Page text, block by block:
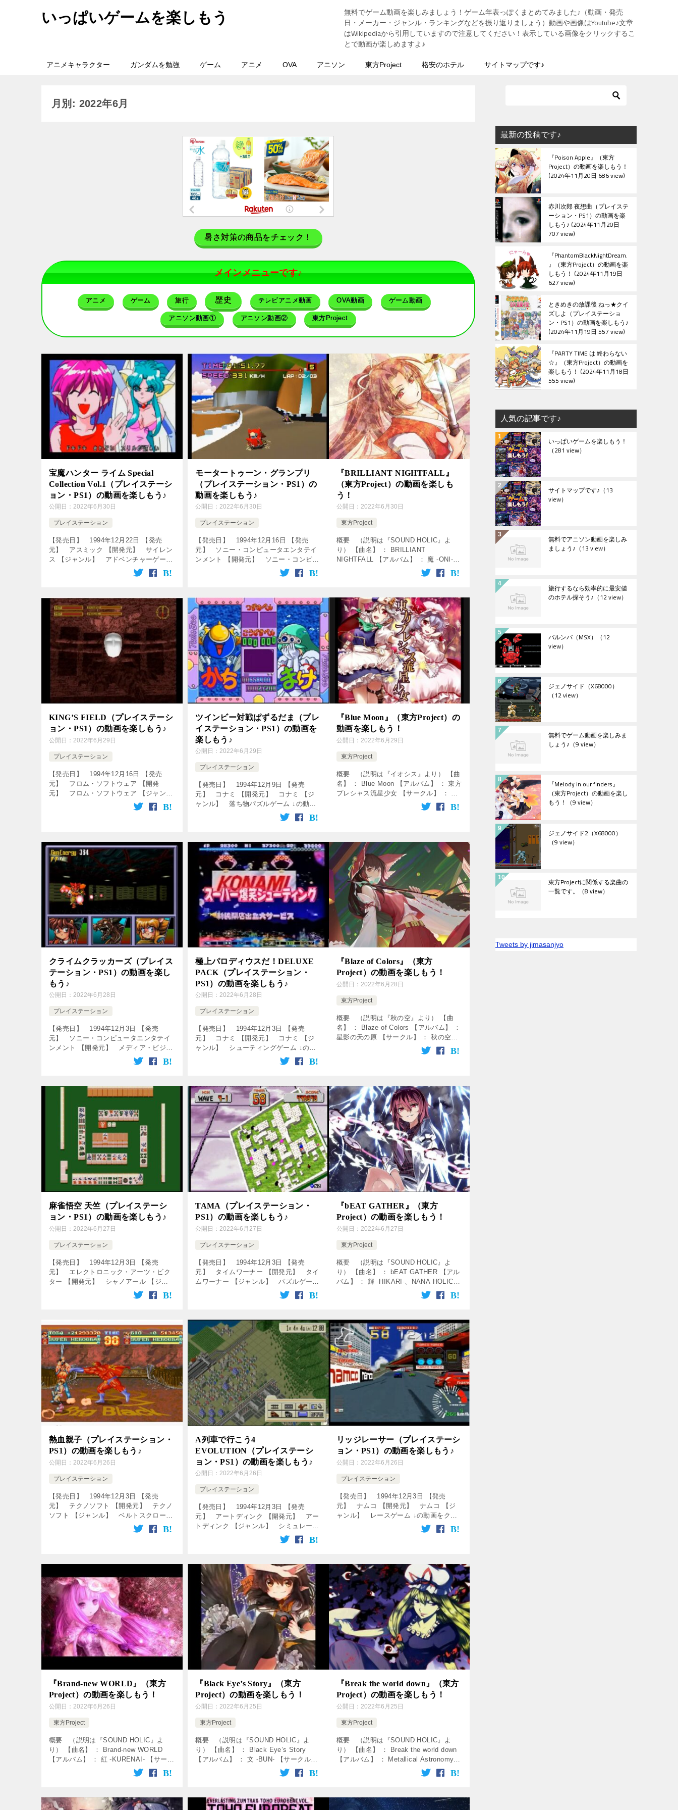
いっぱいゲームを楽しもう
無料でゲーム動画を楽しみましょう！ゲーム年表っぽくまとめてみました♪（動画・発売
日・メーカー・ジャンル・ランキングなどを振り返りましょう）動画や画像はYoutube♪文章
はWikipediaから引用していますので注意してください！表示している画像をクリックするこ
とで動画が楽しめますよ♪
アニメキャラクター ガンダムを勉強 ゲーム アニメ OVA アニソン 東方Project 格安のホテル サイトマップです♪
月別: 2022年6月
暑さ対策の商品をチェック！
メインメニューです♪
アニメ ゲーム 旅行 歴史 テレビアニメ動画 OVA動画 ゲーム動画
アニソン動画① アニソン動画② 東方Project
宝魔ハンター ライム Special
Collection Vol.1（プレイステーシ
ョン・PS1）の動画を楽しもう♪
公開日： 2022年6月30日
プレイステーション
【発売日】 1994年12月22日 【発売
元】 アスミック 【開発元】 サイレン
ス 【ジャンル】 アドベンチャーゲーム
↓の動画をクリック！動画を楽しめます♪
じつはＰＳが一番エロかった。宝魔ハン
モータートゥーン・グランプリ
（プレイステーション・PS1）の
動画を楽しもう♪
公開日：2022年6月30日
プレイステーション
【発売日】 1994年12月16日 【発売
元】 ソニー・コンピュータエンタテイ
ンメント 【開発元】 ソニー・コンピュ
ータエンタテインメント 【ジャンル】
レースゲーム ↓の動画をクリック！動画
『BRILLIANT NIGHTFALL』
（東方Project）の動画を楽しも
う！
公開日： 2022年6月30日
東方Project
概要 （説明は『SOUND HOLIC』よ
り） 【曲名】 ： BRILLIANT
NIGHTFALL 【アルバム】 ： 魔 -ONI-
【サークル】 ： SOUND HOLIC 【歌】
KING’S FIELD（プレイステーシ
ョン・PS1）の動画を楽しもう♪
公開日： 2022年6月29日
プレイステーション
【発売日】 1994年12月16日 【発売
元】 フロム・ソフトウェア 【開発
元】 フロム・ソフトウェア 【ジャン
ル】 アクションロールプレイングゲー
ム ↓の動画をクリック！動画を楽しめま
ツインビー対戦ぱずるだま（プレ
イステーション・PS1）の動画を
楽しもう♪
公開日：2022年6月29日
プレイステーション
【発売日】 1994年12月9日 【発売
元】 コナミ 【開発元】 コナミ 【ジ
ャンル】 落ち物パズルゲーム ↓の動画
をクリック！動画を楽しめます♪ ツイン
ビー対戦ぱずるだま 各キャラエンディ
『Blue Moon』（東方Project）の
動画を楽しもう！
公開日： 2022年6月29日
東方Project
概要 （説明は『イオシス』より） 【曲
名】 ： Blue Moon 【アルバム】 ： 東方
プレシャス流星少女 【サークル】 ： イ
オシス 【歌】 ： 夢来 【作詞】 ： オミ
織葉 【編曲】 ： ARM 【原曲】 ： Re
クライムクラッカーズ（プレイス
テーション・PS1）の動画を楽し
もう♪
公開日： 2022年6月28日
プレイステーション
【発売日】 1994年12月3日 【発売
元】 ソニー・コンピュータエンタテイ
ンメント 【開発元】 メディア・ビジョ
ン 【ジャンル】 アクションロールプレ
イングゲーム ↓の動画をクリック！動画
極上パロディウスだ！DELUXE
PACK（プレイステーション・
PS1）の動画を楽しもう♪
公開日：2022年6月28日
プレイステーション
【発売日】 1994年12月3日 【発売
元】 コナミ 【開発元】 コナミ 【ジ
ャンル】 シューティングゲーム ↓の動
画をクリック！動画を楽しめます♪ 第7作
品目 極上パロディウスだ！ DELUXE
『Blaze of Colors』（東方
Project）の動画を楽しもう！
公開日： 2022年6月28日
東方Project
概要 （説明は『秋の空』より） 【曲
名】 ： Blaze of Colors 【アルバム】 ：
星影の天の原 【サークル】 ： 秋の空
【歌】 ： 三澤秋 【作詞】 ： 三澤秋
【編曲】 ： Tsukasa 【原曲】 ： […]
麻雀悟空 天竺（プレイステーシ
ョン・PS1）の動画を楽しもう♪
公開日： 2022年6月27日
プレイステーション
【発売日】 1994年12月3日 【発売
元】 エレクトロニック・アーツ・ビク
ター 【開発元】 シャノアール 【ジャ
ンル】 麻雀ゲーム ↓の動画をクリッ
ク！動画を楽しめます♪ [csshop
TAMA（プレイステーション・
PS1）の動画を楽しもう♪
公開日：2022年6月27日
プレイステーション
【発売日】 1994年12月3日 【発売
元】 タイムワーナー 【開発元】 タイ
ムワーナー 【ジャンル】 パズルゲーム
↓の動画をクリック！動画を楽しめます♪
[csshop service=”rakuten& […]
『bEAT GATHER』（東方
Project）の動画を楽しもう！
公開日： 2022年6月27日
東方Project
概要 （説明は『SOUND HOLIC』よ
り） 【曲名】 ： bEAT GATHER 【アル
バム】 ： 輝 -HIKARI-、NANA HOLIC、
EUROBEAT HOLIC II 【サークル】 ：
熱血親子（プレイステーション・
PS1）の動画を楽しもう♪
公開日： 2022年6月26日
プレイステーション
【発売日】 1994年12月3日 【発売
元】 テクノソフト 【開発元】 テクノ
ソフト 【ジャンル】 ベルトスクロール
アクションゲーム ↓の動画をクリック！
動画を楽しめます♪ 熱血親子
A列車で行こう4
EVOLUTION（プレイステーシ
ョン・PS1）の動画を楽しもう♪
公開日： 2022年6月26日
プレイステーション
【発売日】 1994年12月3日 【発売
元】 アートディンク 【開発元】 アー
トディンク 【ジャンル】 シミュレーシ
ョンゲーム ↓の動画をクリック！動画を
楽しめます♪ 【CM】アートディンク PS
リッジレーサー（プレイステーシ
ョン・PS1）の動画を楽しもう♪
公開日： 2022年6月26日
プレイステーション
【発売日】 1994年12月3日 【発売
元】 ナムコ 【開発元】 ナムコ 【ジ
ャンル】 レースゲーム ↓の動画をクリ
ック！動画を楽しめます♪ 【作業用】リ
ッジレーサーBGM集 NO.1【高音質】
『Brand-new WORLD』（東方
Project）の動画を楽しもう！
公開日： 2022年6月26日
東方Project
概要 （説明は『SOUND HOLIC』よ
り） 【曲名】 ： Brand-new WORLD
【アルバム】 ： 紅 -KURENAI- 【サーク
ル】 ： SOUND HOLIC 【歌】 ： Nana
『Black Eye’s Story』（東方
Project）の動画を楽しもう！
公開日：2022年6月25日
東方Project
概要 （説明は『SOUND HOLIC』よ
り） 【曲名】 ： Black Eye’s Story
【アルバム】 ： 文 -BUN- 【サークル】
： SOUND HOLIC 【歌】 ： ユリカ 【作
『Break the world down』（東方
Project）の動画を楽しもう！
公開日： 2022年6月25日
東方Project
概要 （説明は『SOUND HOLIC』よ
り） 【曲名】 ： Break the world down
【アルバム】 ： Metallical Astronomy、
Metallical Remasters 【サークル】 […]
最新の投稿です♪
『Poison Apple』（東方
Project）の動画を楽しもう！
2024年11月20日 686 view
赤川次郎 夜想曲（プレイステ
ーション・PS1）の動画を楽
しもう♪ 2024年11月20日
707 view
『PhantomBlackNightDream.
』（東方Project）の動画を楽
しもう！ 2024年11月19日
627 view
ときめきの放課後 ねっ★クイ
ズしよ（プレイステーショ
ン・PS1）の動画を楽しもう♪
2024年11月19日 557 view
『PARTY TIME は 終わらない
☆』（東方Project）の動画を
楽しもう！ 2024年11月18日
555 view
人気の記事です♪
いっぱいゲームを楽しもう！
（281 view）
サイトマップです♪ （13
view）
無料でアニソン動画を楽しみ
ましょう♪ （13 view）
旅行するなら効率的に最安値
のホテル探そう♪ （12 view）
バルンバ（MSX） （12
view）
ジェノサイド（X68000）
（12 view）
無料でゲーム動画を楽しみま
しょう♪ （9 view）
『Melody in our finders』
（東方Project）の動画を楽し
もう！ （9 view）
ジェノサイド2（X68000）
（9 view）
東方Projectに関係する楽曲の
一覧です。 （8 view）
Tweets by jimasanjyo